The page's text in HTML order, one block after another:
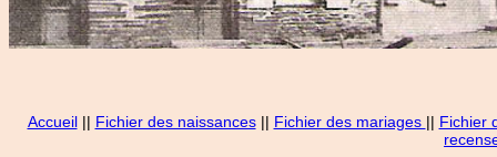
Accueil|| Fichier des naissances|| Fichier des mariages || Fichier